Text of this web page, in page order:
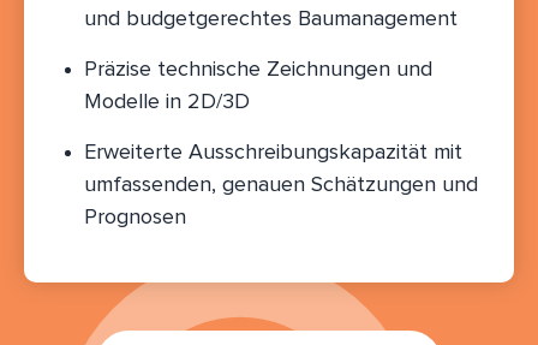
und budgetgerechtes Baumanagement
Präzise technische Zeichnungen und
Modelle in 2D/3D
Erweiterte Ausschreibungskapazität mit
umfassenden, genauen Schätzungen und
Prognosen